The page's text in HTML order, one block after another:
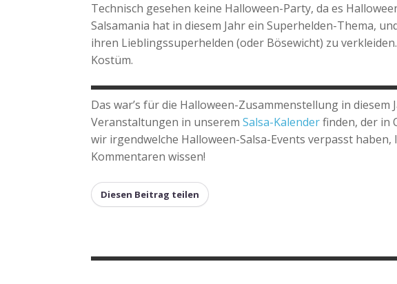
Technisch gesehen keine Halloween-Party, da es
Salsamania hat in diesem Jahr ein Superhelden-Thema,
ihren Lieblingssuperhelden (oder Bösewicht) zu
Kostüm.
Das war’s für die Halloween-Zusammenstellung in diesem
Veranstaltungen in unserem Salsa-Kalenderfinden, der in
wir irgendwelche Halloween-Salsa-Events verpasst haben,
Kommentaren wissen!
Diesen Beitrag teilen